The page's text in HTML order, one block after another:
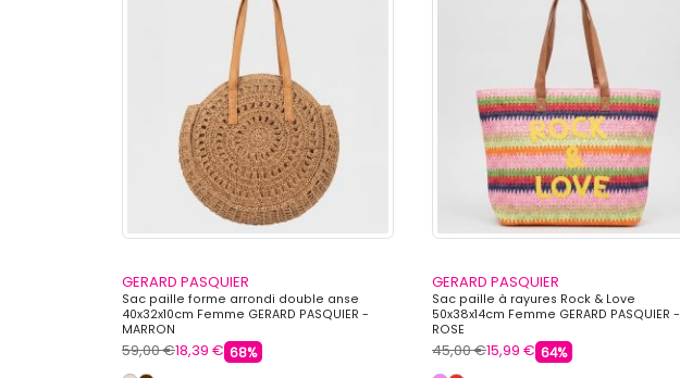
GERARD PASQUIER
Sac paille forme arrondi double anse
40x32x10cm Femme GERARD PASQUIER -
MARRON
59,00 €18,39 € 68%
GERARD PASQUIER
Sac paille à rayures Rock & Love
50x38x14cm Femme GERARD PASQUIER -
ROSE
45,00 €15,99 € 64%